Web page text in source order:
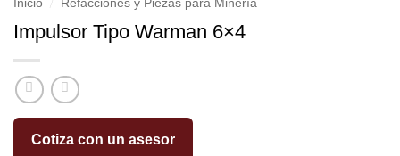
Inicio Refacciones y Piezas para Minería
Impulsor Tipo Warman 6×4
Cotiza con un asesor